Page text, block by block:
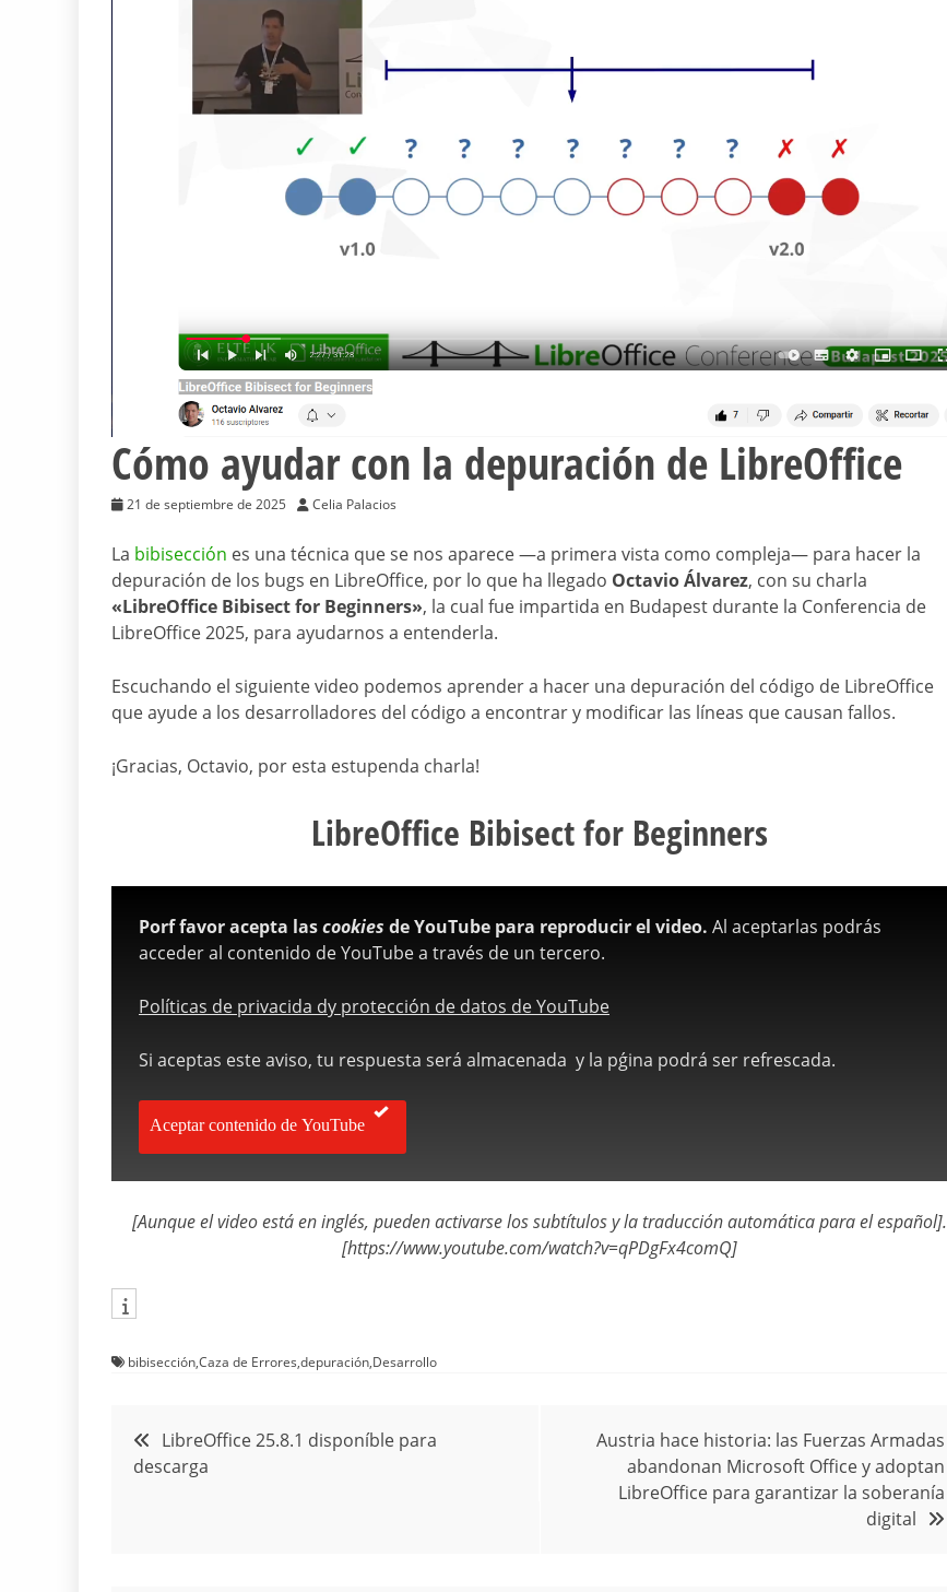
Cómo ayudar con la depuración de LibreOffice
21 de septiembre de 2025 Celia Palacios
La bibisección es una técnica que se nos aparece —a primera vista como compleja— para hacer la
depuración de los bugs en LibreOffice, por lo que ha llegado Octavio Álvarez, con su charla
«LibreOffice Bibisect for Beginners», la cual fue impartida en Budapest durante la Conferencia de
LibreOffice 2025, para ayudarnos a entenderla.
Escuchando el siguiente video podemos aprender a hacer una depuración del código de LibreOffice
que ayude a los desarrolladores del código a encontrar y modificar las líneas que causan fallos.
¡Gracias, Octavio, por esta estupenda charla!
LibreOffice Bibisect for Beginners
Porf favor acepta lascookies de YouTube para reproducir el video. Al aceptarlas podrás
acceder al contenido de YouTube a través de un tercero.
Políticas de privacida dy protección de datos de YouTube
Si aceptas este aviso, tu respuesta será almacenada y la pǵina podrá ser refrescada.
Aceptar contenido de YouTube
[Aunque el video está en inglés, pueden activarse los subtítulos y la traducción automática para el español].
[https://www.youtube.com/watch?v=qPDgFx4comQ]
bibisección,Caza de Errores,depuración,Desarrollo
Navegación
de
LibreOffice 25.8.1 disponíble para
descarga
Austria hace historia: las Fuerzas Armadas
abandonan Microsoft Office y adoptan
LibreOffice para garantizar la soberanía
digital